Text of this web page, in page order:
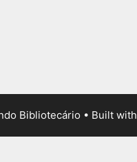
Bibliotecário • Built with